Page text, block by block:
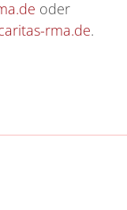
oder
rma.de.